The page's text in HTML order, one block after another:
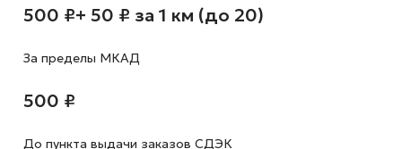
500 ₽+ 50 ₽ за 1 км (до 20)
За пределы МКАД
500 ₽
До пункта выдачи заказов СДЭК